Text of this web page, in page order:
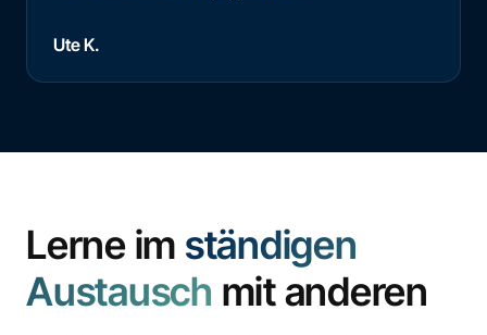
Ute K.
Lerne im ständigen
Austausch mit anderen